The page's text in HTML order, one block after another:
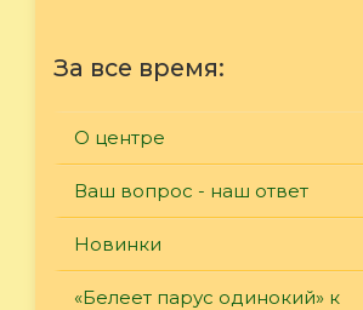
За все время:
О центре
Ваш вопрос - наш ответ
Новинки
«Белеет парус одинокий» к